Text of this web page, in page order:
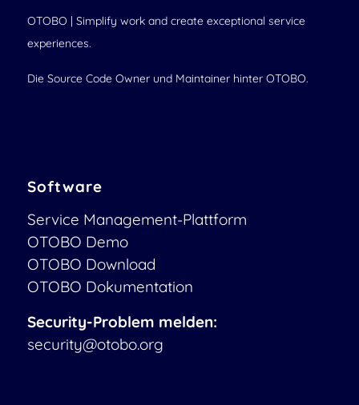
OTOBO | Simplify work and create exceptional service
experiences.
Die Source Code Owner und Maintainer hinter OTOBO.
Software
Service Management-Plattform
OTOBO Demo
OTOBO Download
OTOBO Dokumentation
Security-Problem melden:
security@otobo.org